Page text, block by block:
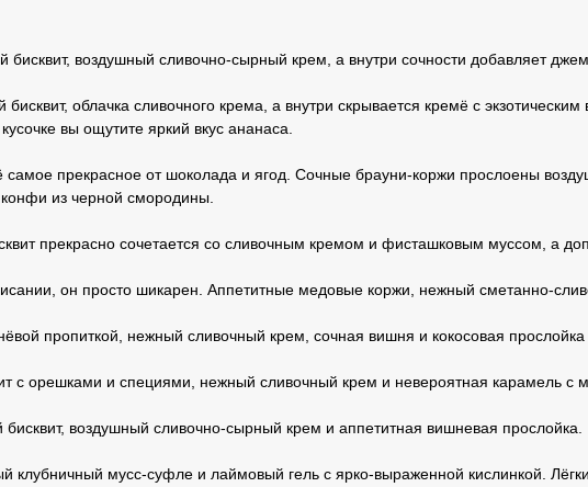
воздушный сливочно-сырный крем, а внутри сочности добавляет
облачка сливочного крема, а внутри скрывается кремё с
вы ощутите яркий вкус ананаса.
самое прекрасное от шоколада и ягод. Сочные брауни-коржи прослоены
из черной смородины.
прекрасно сочетается со сливочным кремом и фисташковым муссом, а
он просто шикарен. Аппетитные медовые коржи, нежный сметанно-
пропиткой, нежный сливочный крем, сочная вишня и кокосовая
с орешками и специями, нежный сливочный крем и невероятная карамель с
воздушный сливочно-сырный крем и аппетитная вишневая прослойка.
клубничный мусс-суфле и лаймовый гель с ярко-выраженной кислинкой.